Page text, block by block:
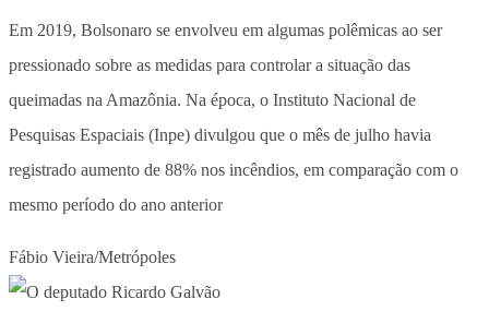
Em 2019, Bolsonaro se envolveu em algumas polêmicas ao ser
pressionado sobre as medidas para controlar a situação das
queimadas na Amazônia. Na época, o Instituto Nacional de
Pesquisas Espaciais (Inpe) divulgou que o mês de julho havia
registrado aumento de 88% nos incêndios, em comparação com o
mesmo período do ano anterior
Fábio Vieira/Metrópoles